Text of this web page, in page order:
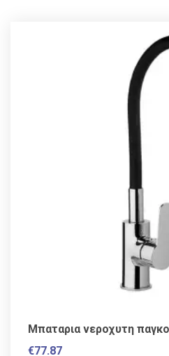
Μπαταρια νεροχυτη
€77.87